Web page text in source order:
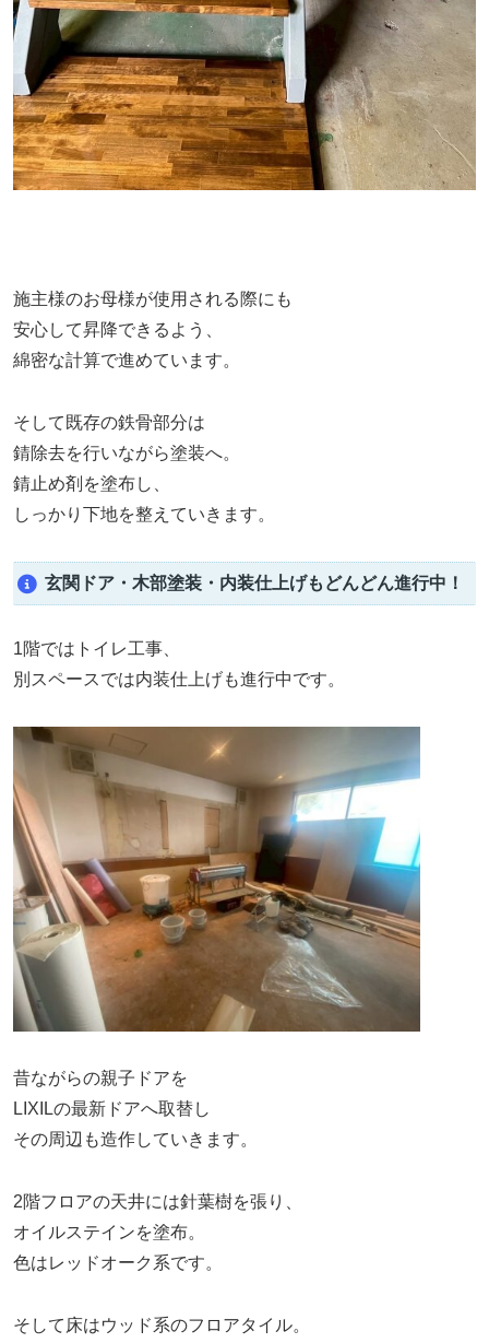
施主様のお母様が使用される際にも
安心して昇降できるよう、
綿密な計算で進めています。
そして既存の鉄骨部分は
錆除去を行いながら塗装へ。
錆止め剤を塗布し、
しっかり下地を整えていきます。
玄関ドア・木部塗装・内装仕上げもどんどん進行中！
1階ではトイレ工事、
別スペースでは内装仕上げも進行中です。
昔ながらの親子ドアを
LIXILの最新ドアへ取替し
その周辺も造作していきます。
2階フロアの天井には針葉樹を張り、
オイルステインを塗布。
色はレッドオーク系です。
そして床はウッド系のフロアタイル。